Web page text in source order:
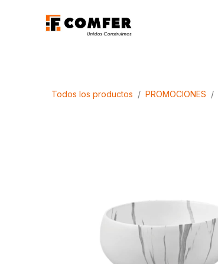
Todos los productos PROMOCIONES